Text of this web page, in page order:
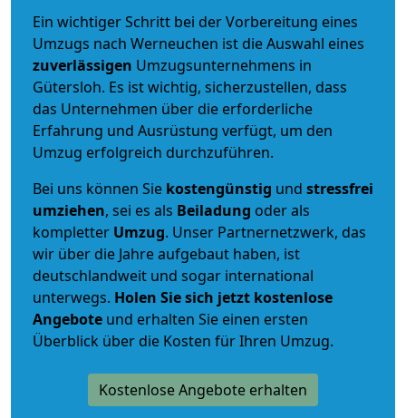
Ein wichtiger Schritt bei der Vorbereitung eines
Umzugs nach Werneuchen ist die Auswahl eines
zuverlässigen Umzugsunternehmens in
Gütersloh. Es ist wichtig, sicherzustellen, dass
das Unternehmen über die erforderliche
Erfahrung und Ausrüstung verfügt, um den
Umzug erfolgreich durchzuführen.
Bei uns können Sie kostengünstig und stressfrei
umziehen, sei es als Beiladung oder als
kompletter Umzug. Unser Partnernetzwerk, das
wir über die Jahre aufgebaut haben, ist
deutschlandweit und sogar international
unterwegs. Holen Sie sich jetzt kostenlose
Angebote und erhalten Sie einen ersten
Überblick über die Kosten für Ihren Umzug.
Kostenlose Angebote erhalten